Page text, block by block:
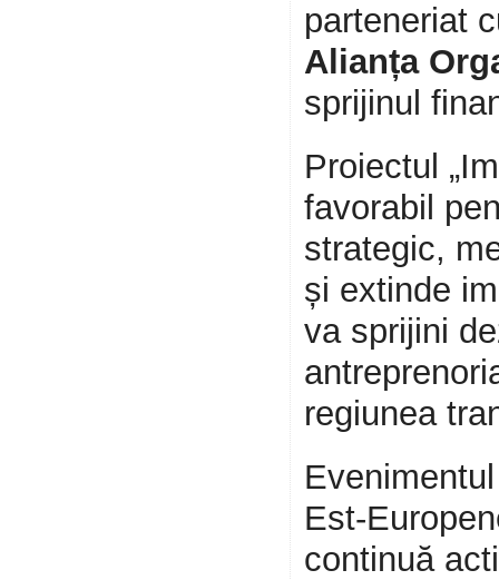
parteneriat
Alianța
sprijinul
Proiectul
favorabil
strategic,
și extinde
va sprijini
regiunea
Est-
continuă